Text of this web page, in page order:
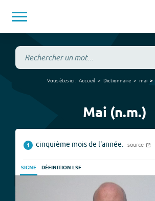
Vous êtes ici : Accueil Dictionnaire mai
Mai (n.m.)
1 cinquième mois de l'année. source
SIGNE DÉFINITION LSF